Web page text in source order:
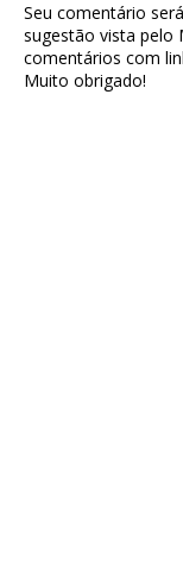
Seu comentário
sugestão vista pelo
comentários com
Muito obrigado!